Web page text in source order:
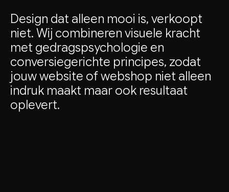
Design dat alleen mooi is, verkoopt
niet. Wij combineren visuele kracht
met gedragspsychologie en
conversiegerichte principes, zodat
jouwwebsite ofwebshop niet alleen
indruk maakt maar ook resultaat
oplevert.